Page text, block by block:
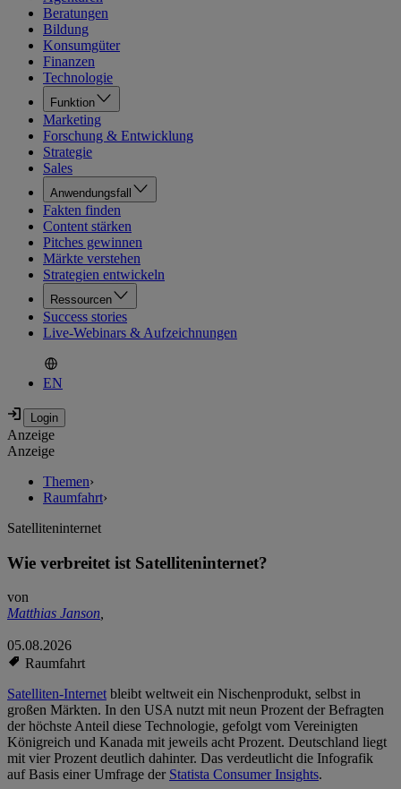
Beratungen
Bildung
Konsumgüter
Finanzen
Technologie
Funktion
Marketing
Forschung & Entwicklung
Strategie
Sales
Anwendungsfall
Fakten finden
Content stärken
Pitches gewinnen
Märkte verstehen
Strategien entwickeln
Ressourcen
Success stories
Live-Webinars & Aufzeichnungen
EN
Anzeige
Anzeige
Themen›
Raumfahrt›
Satelliteninternet
Wie verbreitet ist Satelliteninternet?
von
Matthias Janson,
05.08.2026
Raumfahrt
Satelliten-Internetbleibt weltweit ein Nischenprodukt, selbst in
großen Märkten. In den USA nutzt mit neun Prozent der Befragten
der höchste Anteil diese Technologie, gefolgt vom Vereinigten
Königreich und Kanada mit jeweils acht Prozent. Deutschland liegt
mit vier Prozent deutlich dahinter. Das verdeutlicht die Infografik
auf Basis einer Umfrage der Statista Consumer Insights.